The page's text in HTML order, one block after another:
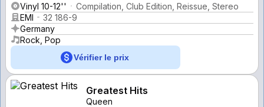
Vinyl 10-12''
Compilation, Club Edition, Reissue, Stereo
EMI
32 186-9
Germany
Rock, Pop
Vérifier le prix
Greatest Hits
Queen